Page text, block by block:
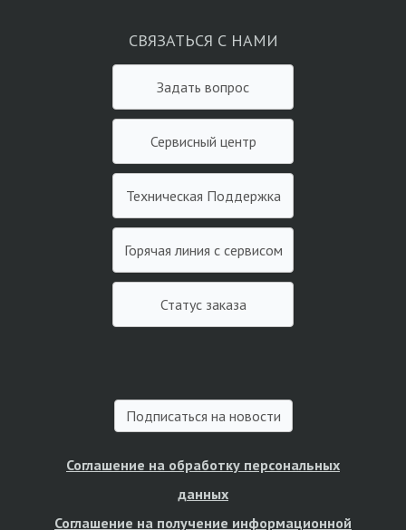
СВЯЗАТЬСЯ С НАМИ
Задать вопрос
Сервисный центр
Техническая Поддержка
Горячая линия с сервисом
Статус заказа
Подписаться на новости
Соглашение на обработку персональных
данных
Соглашение на получение информационной